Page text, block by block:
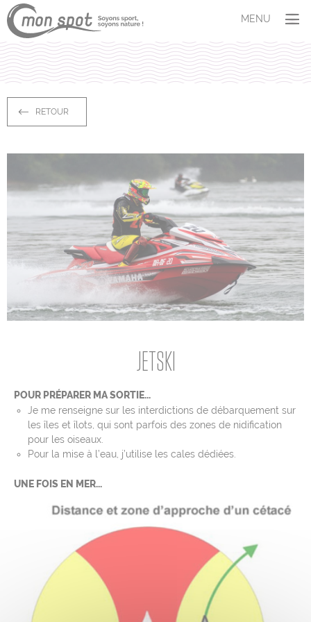
MENU
SITUER
COMPRENDRE
Aires marines protégées
Le dérangement
AGIR
M’adapter
ET VOUS ?
Profil
Liens & Partenaires
Crédits photos et cartos
Jeu-concours
Cookies
Rejoignez-nous sur
RETOUR
JETSKI
POUR PRÉPARER MA SORTIE...
Je me renseigne sur les interdictions de débarquement sur
les îles et îlots, qui sont parfois des zones de nidification
pour les oiseaux.
Pour la mise à l’eau, j’utilise les cales dédiées.
UNE FOIS EN MER...
Panneau de gestion des cookies